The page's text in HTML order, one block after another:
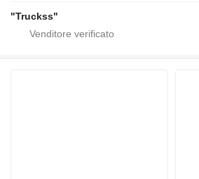
"Truckss"